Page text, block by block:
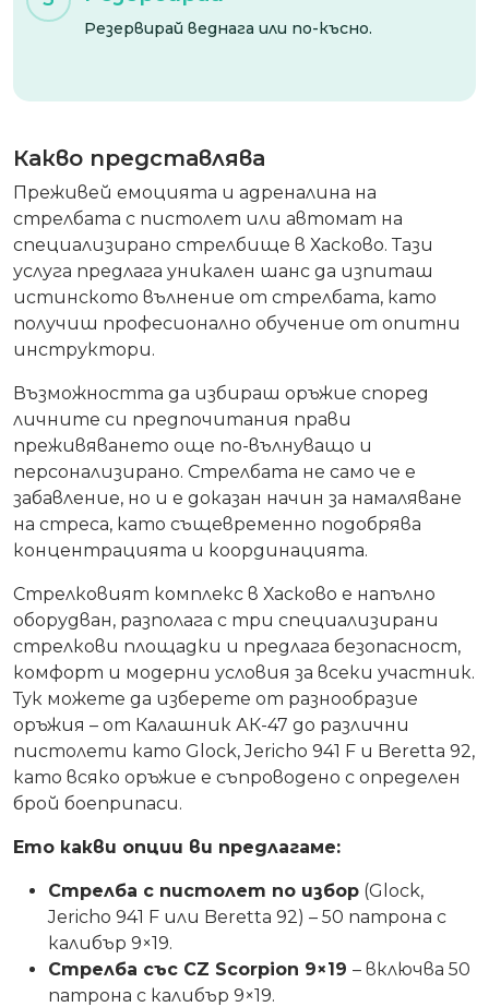
Резервирай веднага или по-късно.
Какво представлява
Преживей емоцията и адреналина на
стрелбата с пистолет или автомат на
специализирано стрелбище в Хасково. Тази
услуга предлага уникален шанс да изпиташ
истинското вълнение от стрелбата, като
получиш професионално обучение от опитни
инструктори.
Възможността да избираш оръжие според
личните си предпочитания прави
преживяването още по-вълнуващо и
персонализирано. Стрелбата не само че е
забавление, но и е доказан начин за намаляване
на стреса, като същевременно подобрява
концентрацията и координацията.
Стрелковият комплекс в Хасково е напълно
оборудван, разполага с три специализирани
стрелкови площадки и предлага безопасност,
комфорт и модерни условия за всеки участник.
Тук можете да изберете от разнообразие
оръжия – от Калашник АК-47 до различни
пистолети като Glock, Jericho 941 F и Beretta 92,
като всяко оръжие е съпроводено с определен
брой боеприпаси.
Ето какви опции ви предлагаме:
Стрелба с пистолет по избор (Glock,
Jericho 941 F или Beretta 92) – 50 патрона с
калибър 9×19.
Стрелба със CZ Scorpion 9×19 – включва 50
патрона с калибър 9×19.